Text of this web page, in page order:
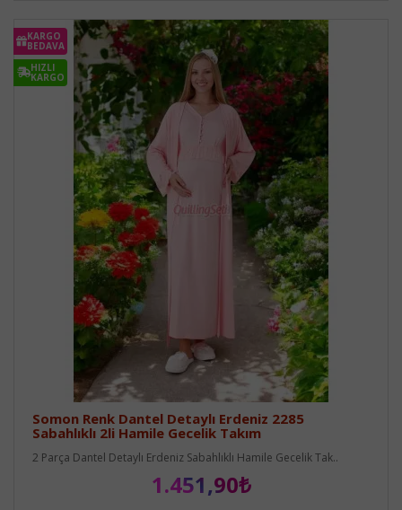
KARGO
BEDAVA
HIZLI
KARGO
Somon Renk Dantel Detaylı Erdeniz 2285
Sabahlıklı 2li Hamile Gecelik Takım
2 Parça Dantel Detaylı Erdeniz Sabahlıklı Hamile Gecelik Tak..
1.451,90₺